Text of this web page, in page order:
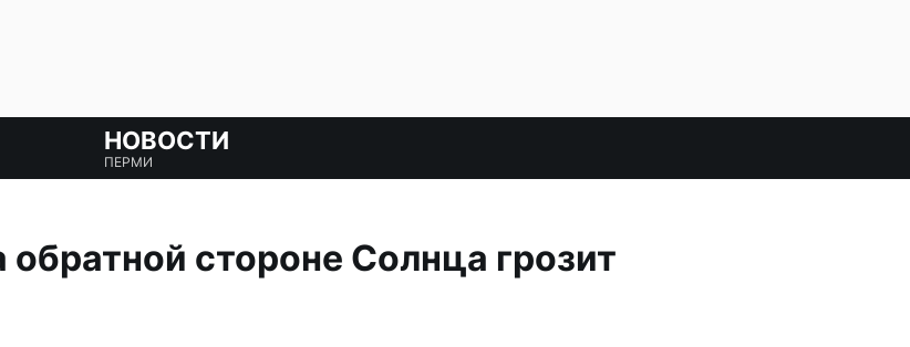
НОВОСТИ
ПЕРМИ
обратной стороне Солнца грозит